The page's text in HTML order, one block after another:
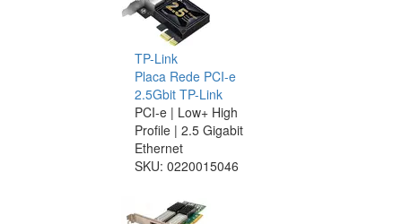
TP-Link
Placa Rede PCI-e
2.5Gbit TP-Link
PCI-e | Low+ High
Profile | 2.5 Gigabit
Ethernet
SKU: 0220015046